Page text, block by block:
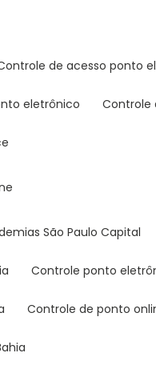
controle de acesso ponto
eletrônico
São Paulo Capital
controle ponto
controle de ponto